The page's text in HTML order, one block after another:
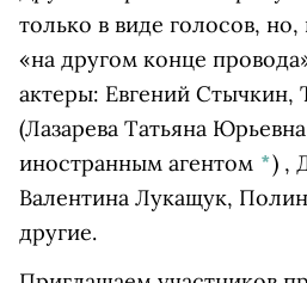
только в виде голосов,
«на другом конце
актеры: Евгений Стычкин,
(Лазарева Татьяна
иностранным агентом *) ,
Валентина Лукащук,
другие.